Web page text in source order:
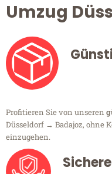
Umzug
Profitieren Sie von unseren
Düsseldorf → Badajoz, ohne
einzugehen.